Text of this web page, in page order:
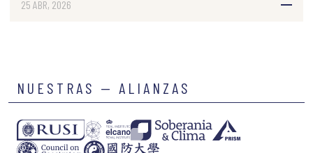
25 ABR, 2026
NUESTRAS — ALIANZAS